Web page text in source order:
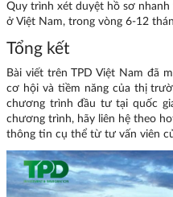
Quy trình xét duyệt hồ sơ
ở Việt Nam, trong vòng 6-12
Tổng kết
Bài viết trên TPD Việt Nam đã
cơ hội và tiềm năng của thị
chương trình đầu tư tại quốc
chương trình, hãy liên hệ theo
thông tin cụ thể từ tư vấn viên